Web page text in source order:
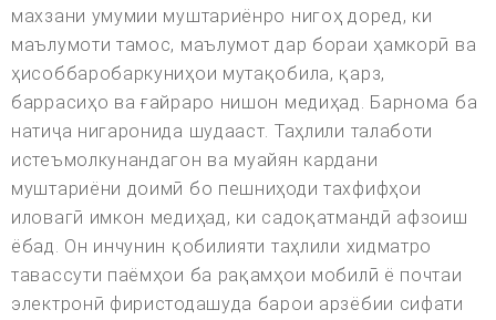
махзани умумии муштариёнро нигоҳ доред, ки
маълумоти тамос, маълумот дар бораи ҳамкорӣ ва
ҳисоббаробаркуниҳои мутақобила, қарз,
баррасиҳо ва ғайраро нишон медиҳад. Барнома ба
натиҷа нигаронида шудааст. Таҳлили талаботи
истеъмолкунандагон ва муайян кардани
муштариёни доимӣ бо пешниҳоди тахфифҳои
иловагӣ имкон медиҳад, ки садоқатмандӣ афзоиш
ёбад. Он инчунин қобилияти таҳлили хидматро
тавассути паёмҳои ба рақамҳои мобилӣ ё почтаи
электронӣ фиристодашуда барои арзёбии сифати